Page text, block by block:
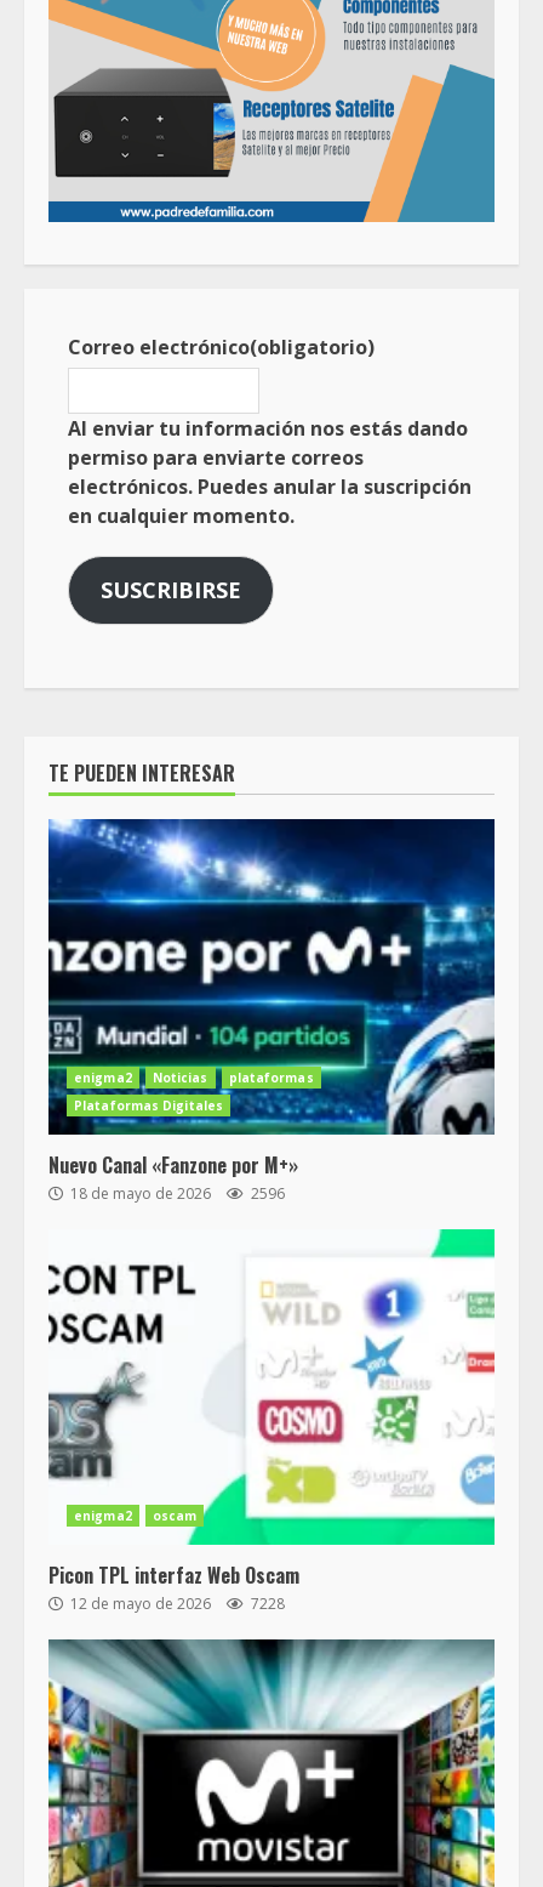
Correo electrónico(obligatorio)
Al enviar tu información nos estás dando
permiso para enviarte correos
electrónicos. Puedes anular la suscripción
en cualquier momento.
SUSCRIBIRSE
TE PUEDEN INTERESAR
enigma2 Noticias
plataformas
Plataformas Digitales
Nuevo Canal «Fanzone por M+»
18 de mayo de 2026 2596
enigma2 oscam
Picon TPL interfaz Web Oscam
12 de mayo de 2026 7228